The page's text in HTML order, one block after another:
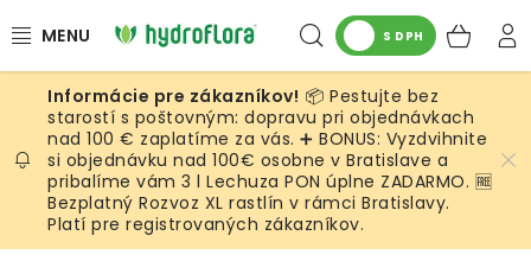
na
Hľadať
S DPH
RASTLINY
UMELÉ RASTLINY
KVETINÁČE
📦 Pestujte bez
starostí s poštovným: dopravu pri objednávkach
nad 100 € zaplatíme za vás. ➕ BONUS: Vyzdvihnite
si objednávku nad 100€ osobne v Bratislave a
pribalíme vám 3 l Lechuza PON úplne ZADARMO. 🆓
Bezplatný Rozvoz XL rastlín v rámci Bratislavy.
Platí pre registrovaných zákazníkov.